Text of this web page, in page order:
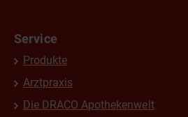
Service
Produkte
Arztpraxis
Die DRACO Apothekenwelt